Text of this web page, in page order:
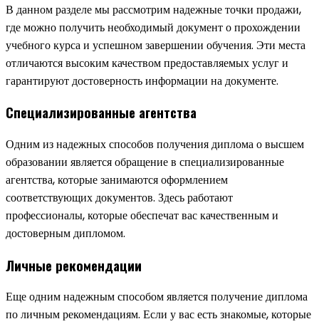
В данном разделе мы рассмотрим надежные точки продажи,
где можно получить необходимый документ о прохождении
учебного курса и успешном завершении обучения. Эти места
отличаются высоким качеством предоставляемых услуг и
гарантируют достоверность информации на документе.
Специализированные агентства
Одним из надежных способов получения диплома о высшем
образовании является обращение в специализированные
агентства, которые занимаются оформлением
соответствующих документов. Здесь работают
профессионалы, которые обеспечат вас качественным и
достоверным дипломом.
Личные рекомендации
Еще одним надежным способом является получение диплома
по личным рекомендациям. Если у вас есть знакомые, которые